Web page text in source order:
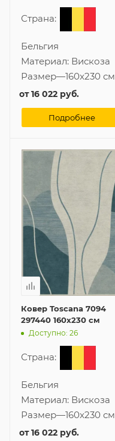
Страна:
Бельгия
Материал: Вискоза
Размер—160x230 см
от16 022 руб.
Подробнее
Ковер Toscana 7094
297440 160x230 см
Доступно: 26
Страна:
Бельгия
Материал: Вискоза
Размер—160x230 см
от16 022 руб.